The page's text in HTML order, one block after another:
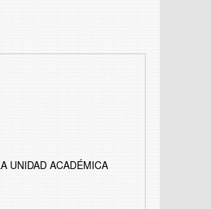
UNIDAD ACADÉMICA